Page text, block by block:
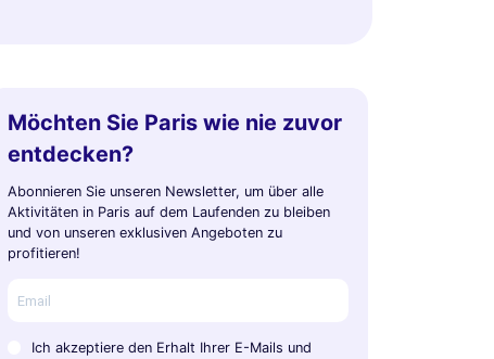
Möchten Sie Paris wie nie zuvor
entdecken?
Abonnieren Sie unseren Newsletter, um über alle
Aktivitäten in Paris auf dem Laufenden zu bleiben
und von unseren exklusiven Angeboten zu
profitieren!
Ich akzeptiere den Erhalt Ihrer E-Mails und